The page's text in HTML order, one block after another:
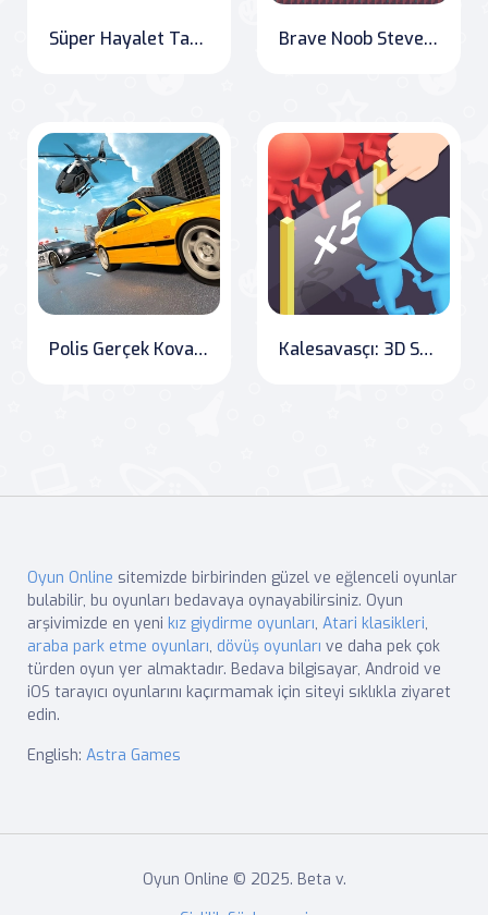
Süper Hayalet Tavşan Brave Noob Steve: The Axes' Fury
Polis Gerçek Kovalama Araba Simülatörü Kalesavasçı: 3D Savunma Oyunu
Oyun Online sitemizde birbirinden güzel ve eğlenceli oyunlar
bulabilir, bu oyunları bedavaya oynayabilirsiniz. Oyun
arşivimizde en yeni kız giydirme oyunları, Atari klasikleri,
araba park etme oyunları, dövüş oyunları ve daha pek çok
türden oyun yer almaktadır. Bedava bilgisayar, Android ve
iOS tarayıcı oyunlarını kaçırmamak için siteyi sıklıkla ziyaret
edin.
English: Astra Games
Oyun Online © 2025. Beta v.